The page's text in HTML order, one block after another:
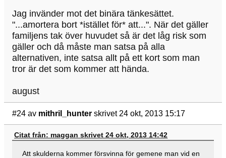
Jag invänder mot det binära tänkesättet.
"...amortera bort *istället för* att...". När det gäller
familjens tak över huvudet så är det låg risk som
gäller och då måste man satsa på alla
alternativen, inte satsa allt på ett kort som man
tror är det som kommer att hända.
august
#24 av mithril_hunter skrivet 24 okt, 2013 15:17
Citat från: maggan skrivet 24 okt, 2013 14:42
Att skulderna kommer försvinna för gemene man vid en